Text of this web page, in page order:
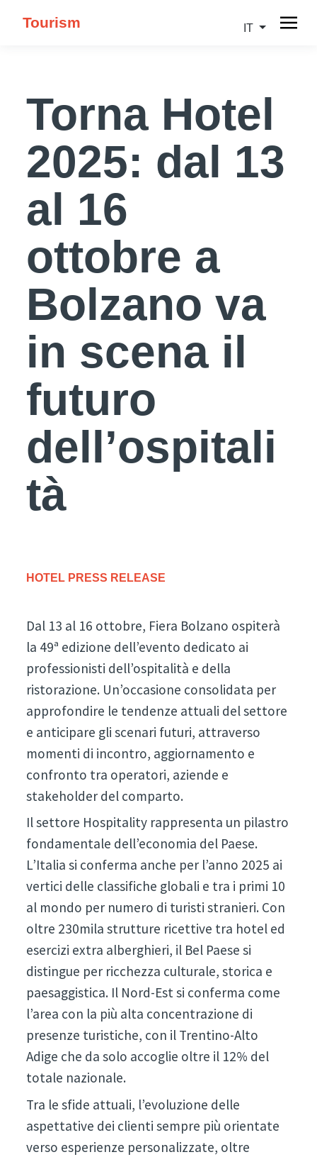
Tourism IT
Torna Hotel
2025: dal 13
al 16
ottobre a
Bolzano va
in scena il
futuro
dell’ospitali
tà
HOTEL PRESS RELEASE
Dal 13 al 16 ottobre, Fiera Bolzano ospiterà
la 49ª edizione dell’evento dedicato ai
professionisti dell’ospitalità e della
ristorazione. Un’occasione consolidata per
approfondire le tendenze attuali del settore
e anticipare gli scenari futuri, attraverso
momenti di incontro, aggiornamento e
confronto tra operatori, aziende e
stakeholder del comparto.
Il settore Hospitality rappresenta un pilastro
fondamentale dell’economia del Paese.
L’Italia si conferma anche per l’anno 2025 ai
vertici delle classifiche globali e tra i primi 10
al mondo per numero di turisti stranieri. Con
oltre 230mila strutture ricettive tra hotel ed
esercizi extra alberghieri, il Bel Paese si
distingue per ricchezza culturale, storica e
paesaggistica. Il Nord-Est si conferma come
l’area con la più alta concentrazione di
presenze turistiche, con il Trentino-Alto
Adige che da solo accoglie oltre il 12% del
totale nazionale.
Tra le sfide attuali, l’evoluzione delle
aspettative dei clienti sempre più orientate
verso esperienze personalizzate, oltre